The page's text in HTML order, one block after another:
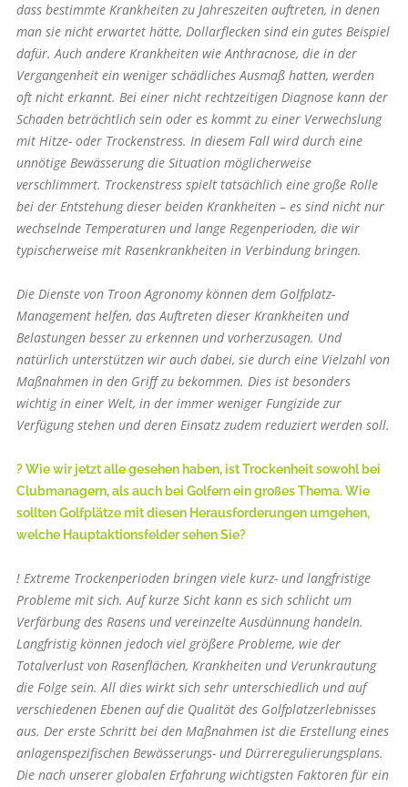
dass bestimmte Krankheiten zu Jahreszeiten auftreten, in denen
man sie nicht erwartet hätte, Dollarflecken sind ein gutes Beispiel
dafür. Auch andere Krankheiten wie Anthracnose, die in der
Vergangenheit ein weniger schädliches Ausmaß hatten, werden
oft nicht erkannt. Bei einer nicht rechtzeitigen Diagnose kann der
Schaden beträchtlich sein oder es kommt zu einer Verwechslung
mit Hitze- oder Trockenstress. In diesem Fall wird durch eine
unnötige Bewässerung die Situation möglicherweise
verschlimmert. Trockenstress spielt tatsächlich eine große Rolle
bei der Entstehung dieser beiden Krankheiten – es sind nicht nur
wechselnde Temperaturen und lange Regenperioden, die wir
typischerweise mit Rasenkrankheiten in Verbindung bringen.
Die Dienste von Troon Agronomy können dem Golfplatz-
Management helfen, das Auftreten dieser Krankheiten und
Belastungen besser zu erkennen und vorherzusagen. Und
natürlich unterstützen wir auch dabei, sie durch eine Vielzahl von
Maßnahmen in den Griff zu bekommen. Dies ist besonders
wichtig in einer Welt, in der immer weniger Fungizide zur
Verfügung stehen und deren Einsatz zudem reduziert werden soll.
? Wie wir jetzt alle gesehen haben, ist Trockenheit sowohl bei
Clubmanagern, als auch bei Golfern ein großes Thema. Wie
sollten Golfplätze mit diesen Herausforderungen umgehen,
welche Hauptaktionsfelder sehen Sie?
! Extreme Trockenperioden bringen viele kurz- und langfristige
Probleme mit sich. Auf kurze Sicht kann es sich schlicht um
Verfärbung des Rasens und vereinzelte Ausdünnung handeln.
Langfristig können jedoch viel größere Probleme, wie der
Totalverlust von Rasenflächen, Krankheiten und Verunkrautung
die Folge sein. All dies wirkt sich sehr unterschiedlich und auf
verschiedenen Ebenen auf die Qualität des Golfplatzerlebnisses
aus. Der erste Schritt bei den Maßnahmen ist die Erstellung eines
anlagenspezifischen Bewässerungs- und Dürreregulierungsplans.
Die nach unserer globalen Erfahrung wichtigsten Faktoren für ein